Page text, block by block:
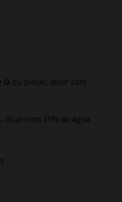
ou pincel, diluir com
com 25% de água